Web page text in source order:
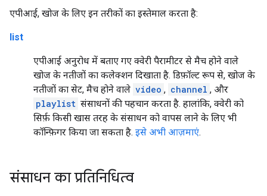
एपीआई, खोज के लिए इन तरीकों का इस्तेमाल करता है:
list
एपीआई अनुरोध में बताए गए क्वेरी पैरामीटर से मैच होने वाले
खोज के नतीजों का कलेक्शन दिखाता है. डिफ़ॉल्ट रूप से, खोज के
नतीजों का सेट, मैच होने वाले video , channel , और
playlist संसाधनों की पहचान करता है. हालांकि, क्वेरी को
सिर्फ़ किसी खास तरह के संसाधन को वापस लाने के लिए भी
कॉन्फ़िगर किया जा सकता है. इसे अभी आज़माएं.
संसाधन का प्रतिनिधित्व